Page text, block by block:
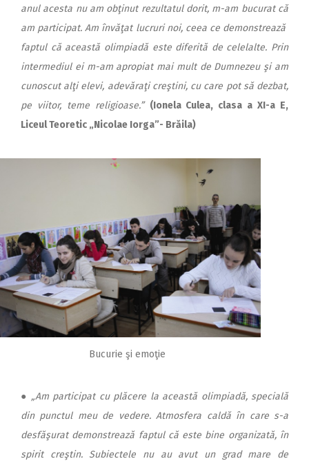
anul acesta nu am obţinut rezultatul dorit, m-am bucurat că
am participat. Am învăţat lucruri noi, ceea ce demonstrează
faptul că această olimpiadă este diferită de celelalte. Prin
intermediul ei m-am apropiat mai mult de Dumnezeu şi am
cunoscut alţi elevi, adevăraţi creştini, cu care pot să dezbat,
pe viitor, teme religioase.” (Ionela Culea, clasa a XI-a E,
Liceul Teoretic „Nicolae Iorga”- Brăila)
Bucurie şi emoţie
● „Am participat cu plăcere la această olimpiadă, specială
din punctul meu de vedere. Atmosfera caldă în care s-a
desfăşurat demonstrează faptul că este bine organizată, în
spirit creştin. Subiectele nu au avut un grad mare de